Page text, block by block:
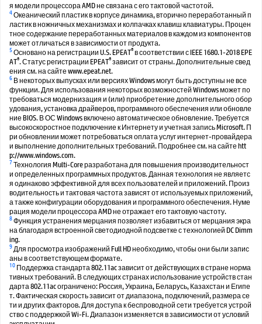
я модели процессора AMD не связана с его тактовой частотой.
4Океанический пластик в корпусе динамика, вторично переработанный п
ластик в ножничных механизмах и колпачках клавиш клавиатуры. Процен
тное содержание переработанных материалов в каждом из компонентов
может отличаться в зависимости от продукта.
5Основано на регистрации U.S. EPEAT®в соответствии с IEEE 1680.1-2018 EPE
AT®. Статус регистрации EPEAT®зависит от страны. Дополнительные свед
ения см. на сайте www.epeat.net.
6 В некоторых выпусках или версиях Windows могут быть доступны не все
функции. Для использования некоторых возможностей Windows может по
требоваться модернизация и (или) приобретение дополнительного обор
удования, установка драйверов, программного обеспечения или обновле
ние BIOS. В ОС Windows включено автоматическое обновление. Требуется
высокоскоростное подключение к Интернету и учетная запись Microsoft. П
ри обновлении может потребоваться оплата услуг интернет-провайдера
и выполнение дополнительных требований. Подробнее см. на сайте htt
p://www.windows.com.
7Технология Multi-Core разработана для повышения производительност
и определенных программных продуктов. Данная технология не являетс
я одинаково эффективной для всех пользователей и приложений. Произ
водительность и тактовая частота зависят от используемых приложений,
а также конфигурации оборудования и программного обеспечения. Нуме
рация модели процессора AMD не отражает его тактовую частоту.
8Функция устранения мерцания позволяет избавиться от мерцания экра
на благодаря встроенной светодиодной подсветке с технологией DC Dimm
ing.
9Для просмотра изображений Full HD необходимо, чтобы они были запис
аны в соответствующем формате.
10 Поддержка стандарта 802.11ac зависит от действующих в стране норма
тивных требований. В следующих странах использование устройств стан
дарта 802.11ac ограничено: Россия, Украина, Беларусь, Казахстан и Египе
т. Фактическая скорость зависит от диапазона, подключений, размера се
ти и других факторов. Для доступа к беспроводной сети требуется устрой
ство с поддержкой Wi-Fi. Диапазон изменяется в зависимости от условий